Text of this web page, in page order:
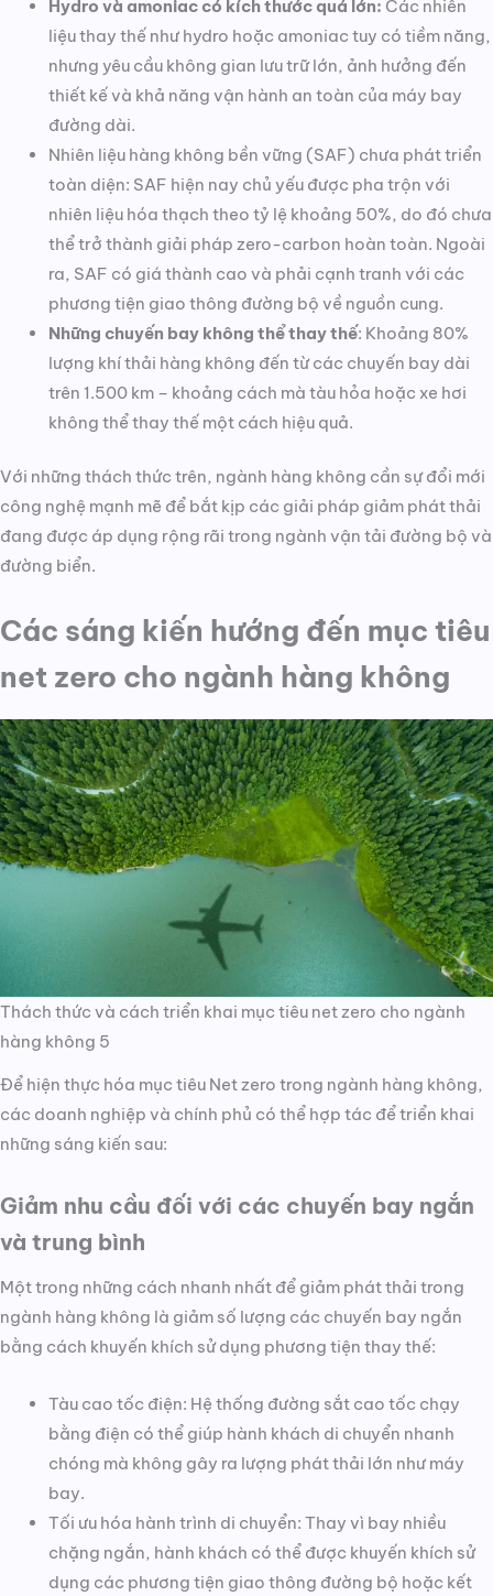
Hydro và amoniac có kích thước quá lớn: Các nhiên
liệu thay thế như hydro hoặc amoniac tuy có tiềm năng,
nhưng yêu cầu không gian lưu trữ lớn, ảnh hưởng đến
thiết kế và khả năng vận hành an toàn của máy bay
đường dài.
Nhiên liệu hàng không bền vững (SAF) chưa phát triển
toàn diện: SAF hiện nay chủ yếu được pha trộn với
nhiên liệu hóa thạch theo tỷ lệ khoảng 50%, do đó chưa
thể trở thành giải pháp zero-carbon hoàn toàn. Ngoài
ra, SAF có giá thành cao và phải cạnh tranh với các
phương tiện giao thông đường bộ về nguồn cung.
Những chuyến bay không thể thay thế: Khoảng 80%
lượng khí thải hàng không đến từ các chuyến bay dài
trên 1.500 km – khoảng cách mà tàu hỏa hoặc xe hơi
không thể thay thế một cách hiệu quả.
Với những thách thức trên, ngành hàng không cần sự đổi mới
công nghệ mạnh mẽ để bắt kịp các giải pháp giảm phát thải
đang được áp dụng rộng rãi trong ngành vận tải đường bộ và
đường biển.
Các sáng kiến hướng đến mục tiêu
net zero cho ngành hàng không
Thách thức và cách triển khai mục tiêu net zero cho ngành
hàng không 5
Để hiện thực hóa mục tiêu Net zero trong ngành hàng không,
các doanh nghiệp và chính phủ có thể hợp tác để triển khai
những sáng kiến sau:
Giảm nhu cầu đối với các chuyến bay ngắn
và trung bình
Một trong những cách nhanh nhất để giảm phát thải trong
ngành hàng không là giảm số lượng các chuyến bay ngắn
bằng cách khuyến khích sử dụng phương tiện thay thế:
Tàu cao tốc điện: Hệ thống đường sắt cao tốc chạy
bằng điện có thể giúp hành khách di chuyển nhanh
chóng mà không gây ra lượng phát thải lớn như máy
bay.
Tối ưu hóa hành trình di chuyển: Thay vì bay nhiều
chặng ngắn, hành khách có thể được khuyến khích sử
dụng các phương tiện giao thông đường bộ hoặc kết